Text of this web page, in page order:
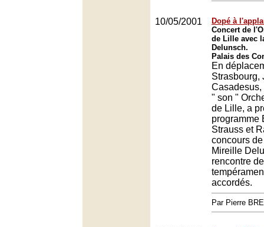
10/05/2001
Dopé à
Concert de
de Lille avec
Delunsch.
Palais des
En
Strasbourg,
Casadesus,
" son "
de Lille, a
programme
Strauss et
concours
Mireille
rencontre
accordés.
Par Pierre